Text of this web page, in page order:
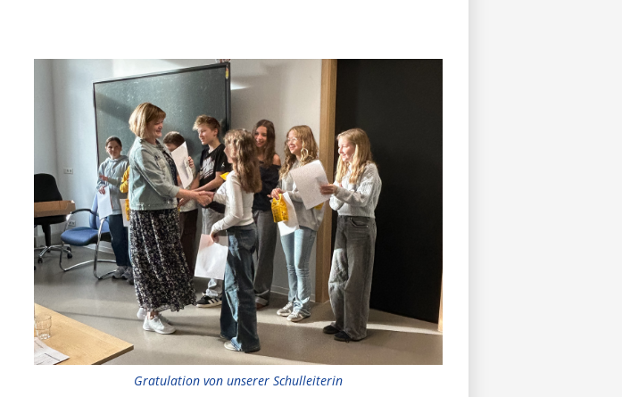
Gratulation von unserer Schulleiterin